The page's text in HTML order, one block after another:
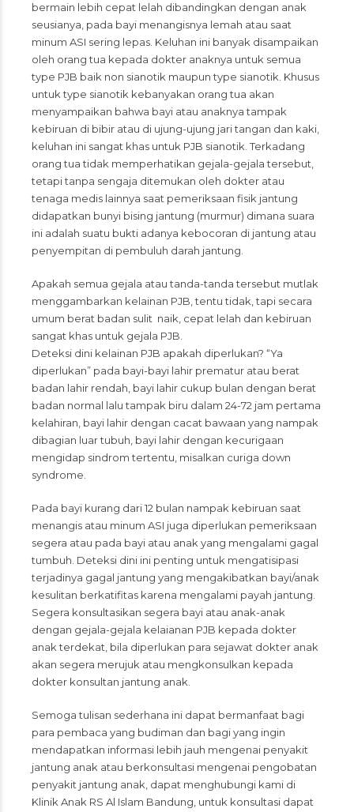
bermain lebih cepat lelah dibandingkan dengan anak
seusianya, pada bayi menangisnya lemah atau saat
minum ASI sering lepas. Keluhan ini banyak disampaikan
oleh orang tua kepada dokter anaknya untuk semua
type PJB baik non sianotik maupun type sianotik. Khusus
untuk type sianotik kebanyakan orang tua akan
menyampaikan bahwa bayi atau anaknya tampak
kebiruan di bibir atau di ujung-ujung jari tangan dan kaki,
keluhan ini sangat khas untuk PJB sianotik. Terkadang
orang tua tidak memperhatikan gejala-gejala tersebut,
tetapi tanpa sengaja ditemukan oleh dokter atau
tenaga medis lainnya saat pemeriksaan fisik jantung
didapatkan bunyi bising jantung (murmur) dimana suara
ini adalah suatu bukti adanya kebocoran di jantung atau
penyempitan di pembuluh darah jantung.
Apakah semua gejala atau tanda-tanda tersebut mutlak
menggambarkan kelainan PJB, tentu tidak, tapi secara
umum berat badan sulit naik, cepat lelah dan kebiruan
sangat khas untuk gejala PJB.
Deteksi dini kelainan PJB apakah diperlukan? “Ya
diperlukan” pada bayi-bayi lahir prematur atau berat
badan lahir rendah, bayi lahir cukup bulan dengan berat
badan normal lalu tampak biru dalam 24-72 jam pertama
kelahiran, bayi lahir dengan cacat bawaan yang nampak
dibagian luar tubuh, bayi lahir dengan kecurigaan
mengidap sindrom tertentu, misalkan curiga down
syndrome.
Pada bayi kurang dari 12 bulan nampak kebiruan saat
menangis atau minum ASI juga diperlukan pemeriksaan
segera atau pada bayi atau anak yang mengalami gagal
tumbuh. Deteksi dini ini penting untuk mengatisipasi
terjadinya gagal jantung yang mengakibatkan bayi/anak
kesulitan berkatifitas karena mengalami payah jantung.
Segera konsultasikan segera bayi atau anak-anak
dengan gejala-gejala kelaianan PJB kepada dokter
anak terdekat, bila diperlukan para sejawat dokter anak
akan segera merujuk atau mengkonsulkan kepada
dokter konsultan jantung anak.
Semoga tulisan sederhana ini dapat bermanfaat bagi
para pembaca yang budiman dan bagi yang ingin
mendapatkan informasi lebih jauh mengenai penyakit
jantung anak atau berkonsultasi mengenai pengobatan
penyakit jantung anak, dapat menghubungi kami di
Klinik Anak RS Al Islam Bandung, untuk konsultasi dapat